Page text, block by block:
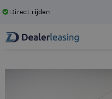
Direct rijden